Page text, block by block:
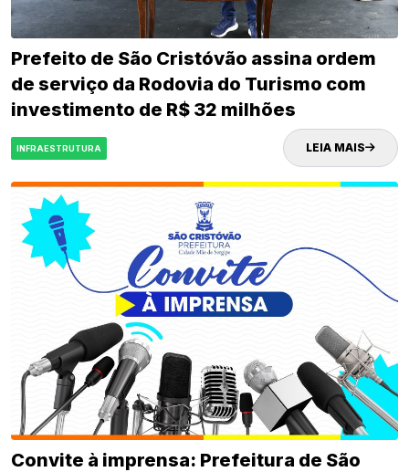
Prefeito de São Cristóvão assina ordem
de serviço da Rodovia do Turismo com
investimento de R$ 32 milhões
INFRAESTRUTURA LEIA MAIS
Convite à imprensa: Prefeitura de São